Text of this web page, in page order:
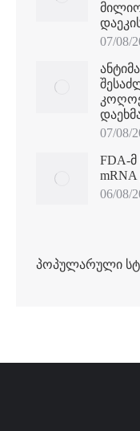
07/08/
07/08/
FDA-
mRNA
06/08/
პოპულარული